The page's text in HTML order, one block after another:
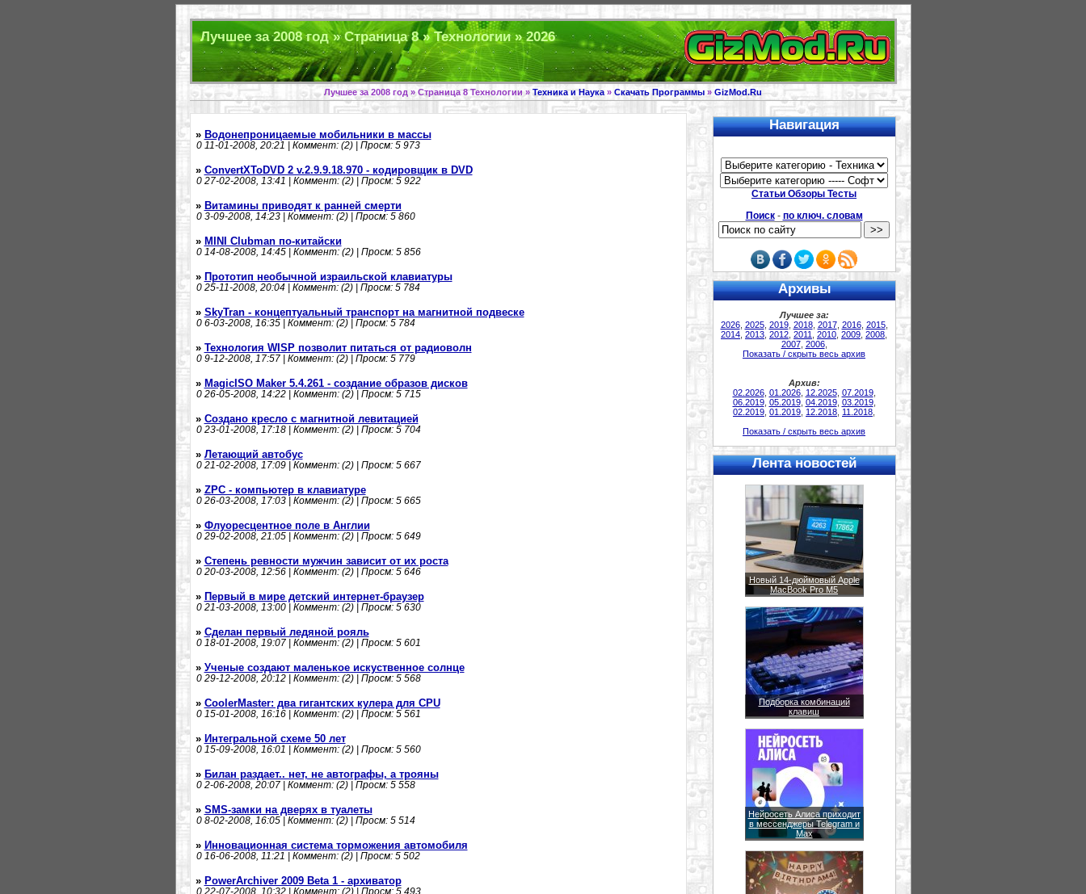
Лучшее за 2008 год » Страница 8 » Технологии » 2026
Лучшее за 2008 год » Страница 8 Технологии » Техника и Наука » Скачать Программы » GizMod.Ru
» Водонепроницаемые мобильники в массы
011-01-2008, 20:21 | Коммент: (2) | Просм: 5 973
» ConvertXToDVD 2 v.2.9.9.18.970 - кодировщик в DVD
027-02-2008, 13:41 | Коммент: (2) | Просм: 5 922
» Витамины приводят к ранней смерти
03-09-2008, 14:23 | Коммент: (2) | Просм: 5 860
» MINI Clubman по-китайски
014-08-2008, 14:45 | Коммент: (2) | Просм: 5 856
» Прототип необычной израильской клавиатуры
025-11-2008, 20:04 | Коммент: (2) | Просм: 5 784
» SkyTran - концептуальный транспорт на магнитной подвеске
06-03-2008, 16:35 | Коммент: (2) | Просм: 5 784
» Технология WISP позволит питаться от радиоволн
09-12-2008, 17:57 | Коммент: (2) | Просм: 5 779
» MagicISO Maker 5.4.261 - создание образов дисков
026-05-2008, 14:22 | Коммент: (2) | Просм: 5 715
» Создано кресло с магнитной левитацией
023-01-2008, 17:18 | Коммент: (2) | Просм: 5 704
» Летающий автобус
021-02-2008, 17:09 | Коммент: (2) | Просм: 5 667
» ZPC - компьютер в клавиатуре
026-03-2008, 17:03 | Коммент: (2) | Просм: 5 665
» Флуоресцентное поле в Англии
029-02-2008, 21:05 | Коммент: (2) | Просм: 5 649
» Степень ревности мужчин зависит от их роста
020-03-2008, 12:56 | Коммент: (2) | Просм: 5 646
» Первый в мире детский интернет-браузер
021-03-2008, 13:00 | Коммент: (2) | Просм: 5 630
» Сделан первый ледяной рояль
018-01-2008, 19:07 | Коммент: (2) | Просм: 5 601
» Ученые создают маленькое искуственное солнце
029-12-2008, 20:12 | Коммент: (2) | Просм: 5 568
» CoolerMaster: два гигантских кулера для CPU
015-01-2008, 16:16 | Коммент: (2) | Просм: 5 561
» Интегральной схеме 50 лет
015-09-2008, 16:01 | Коммент: (2) | Просм: 5 560
» Билан раздает.. нет, не автографы, а трояны
02-06-2008, 20:07 | Коммент: (2) | Просм: 5 558
» SMS-замки на дверях в туалеты
08-02-2008, 16:05 | Коммент: (2) | Просм: 5 514
» Инновационная система торможения автомобиля
016-06-2008, 11:21 | Коммент: (2) | Просм: 5 502
» PowerArchiver 2009 Beta 1 - архиватор
022-07-2008, 10:32 | Коммент: (2) | Просм: 5 493
Навигация
Статьи Обзоры Тесты
Поиск- по ключ. словам
Архивы
Лучшее за:
2026, 2025, 2019, 2018, 2017, 2016, 2015,
2014 2013 2012 2011 2010 2009 2008
2007, 2006,
Показать / скрыть весь архив
Архив:
02.2026, 01.2026, 12.2025, 07.2019,
06.2019, 05.2019, 04.2019, 03.2019,
02.2019 01.2019 12.2018 11.2018
Показать / скрыть весь архив
Лента новостей
Новый 14-дюймовый Apple
MacBook Pro M5
Подборка комбинаций
клавиш
Нейросеть Алиса приходит
в мессенджеры Telegram и
Max